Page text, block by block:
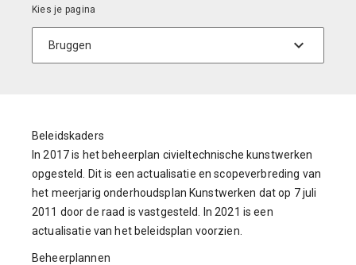
Beleidskaders
In 2017 is het beheerplan civieltechnische kunstwerken
opgesteld. Dit is een actualisatie en scopeverbreding van
het meerjarig onderhoudsplan Kunstwerken dat op 7 juli
2011 door de raad is vastgesteld. In 2021 is een
actualisatie van het beleidsplan voorzien.
Beheerplannen